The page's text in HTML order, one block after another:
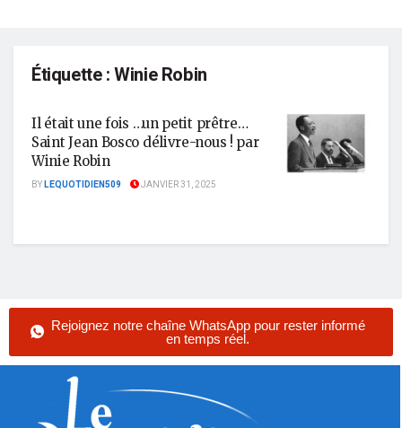
Étiquette :Winie Robin
Il était une fois …un petit prêtre…
Saint Jean Bosco délivre-nous ! par
Winie Robin
BYLEQUOTIDIEN509 JANVIER 31, 2025
Rejoignez notre chaîne WhatsApp pour rester informé
en temps réel.